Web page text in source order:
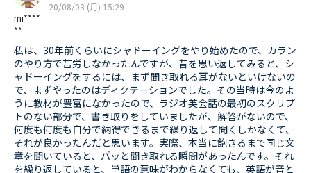
mi****
**
20/08/03 (月) 15:29
私は、30年前くらいにシャドーイングをやり始めたので、カラン
のやり方で苦労しなかったんですが、昔を思い返してみると、シ
ャドーイングをするには、まず聞き取れる耳がないといけないの
で、まずやったのはディクテーションでした。その当時は今のよ
うに教材が豊富になかったので、ラジオ英会話の最初のスクリプ
トのない部分で、書き取りをしていましたが、解答がないので、
何度も何度も自分で納得できるまで繰り返して聞くしかなくて、
それが良かったんだと思います。実際、本当に飽きるまで同じ文
章を聞いていると、パッと聞き取れる瞬間があったんです。それ
を繰り返していると、単語の意味がわからなくても、英語が音と